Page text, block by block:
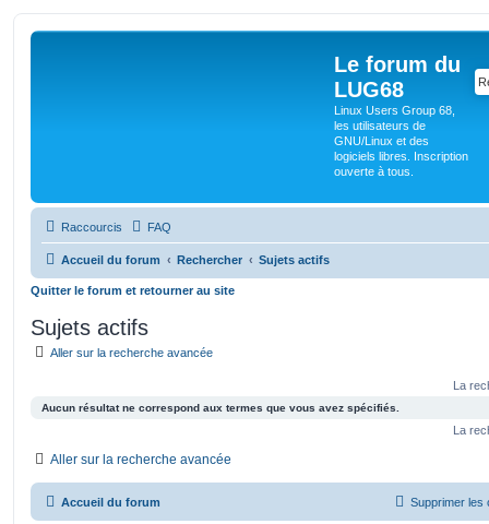
Le forum du
LUG68
Linux Users Group 68,
les utilisateurs de
GNU/Linux et des
logiciels libres. Inscription
ouverte à tous.
Raccourcis FAQ
Accueil du forum Rechercher Sujets actifs
Quitter le forum et retourner au site
Sujets actifs
Aller sur la recherche avancée
La
Aucun résultat ne correspond aux termes que vous avez spécifiés.
La
Aller sur la recherche avancée
Accueil du forum Supprimer les